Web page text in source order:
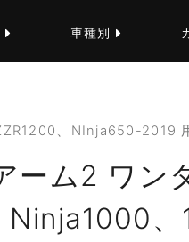
車種別
、NInja650-2019
ーム2 ワン
、